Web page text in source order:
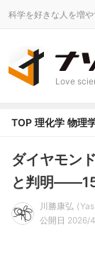
科学を好きな人を増
Love
TOP 理化学 物理
ダイヤモン
と判明
川勝康弘
公開日 2026/